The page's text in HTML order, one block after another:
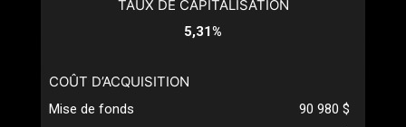
TAUX DE CAPITALISATION
5,31%
COÛT D’ACQUISITION
Mise de fonds
90 980 $